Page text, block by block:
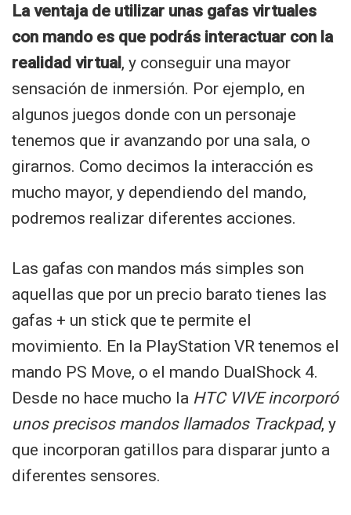
La ventaja de utilizar unas gafas virtuales
con mando es que podrás interactuar con la
realidad virtual, y conseguir una mayor
sensación de inmersión. Por ejemplo, en
algunos juegos donde con un personaje
tenemos que ir avanzando por una sala, o
girarnos. Como decimos la interacción es
mucho mayor, y dependiendo del mando,
podremos realizar diferentes acciones.
Las gafas con mandos más simples son
aquellas que por un precio barato tienes las
gafas + un stick que te permite el
movimiento. En la PlayStation VR tenemos el
mando PS Move, o el mando DualShock 4.
Desde no hace mucho la HTC VIVE incorporó
unos precisos mandos llamados Trackpad, y
que incorporan gatillos para disparar junto a
diferentes sensores.